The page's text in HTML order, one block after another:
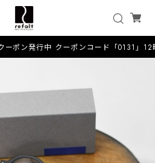
ポン発行中 クーポンコード「0131」12